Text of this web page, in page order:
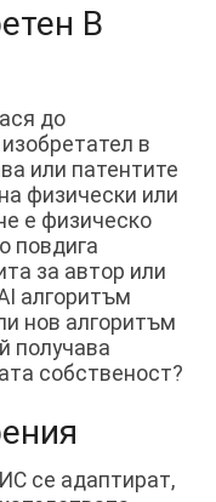
В
до
в
или патентите
физически или
е физическо
повдига
за автор или
алгоритъм
нов алгоритъм
получава
собственост?
се адаптират,